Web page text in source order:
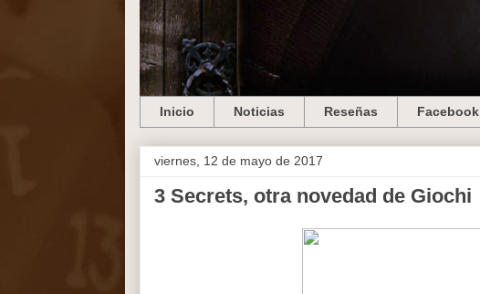
Inicio Noticias Reseñas Facebook
viernes, 12 de mayo de 2017
3 Secrets, otra novedad de Giochi